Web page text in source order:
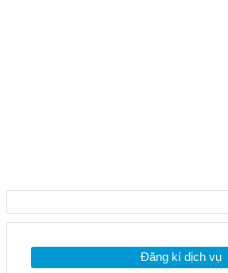
Đăng kí dịch vụ